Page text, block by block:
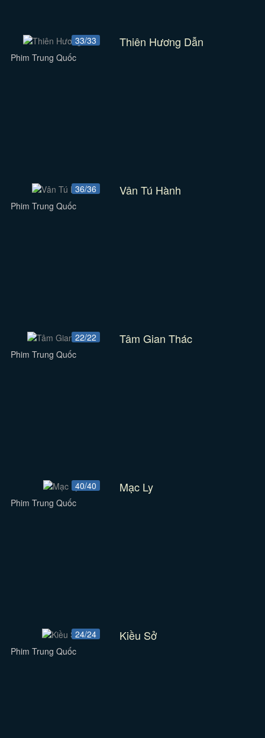
33/33 Thiên Hương Dẫn
Phim Trung Quốc
36/36 Vân Tú Hành
Phim Trung Quốc
22/22 Tâm Gian Thác
Phim Trung Quốc
40/40 Mạc Ly
Phim Trung Quốc
24/24 Kiều Sở
Phim Trung Quốc